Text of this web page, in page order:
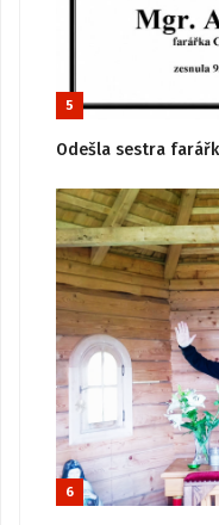
5
Odešla sestra
6